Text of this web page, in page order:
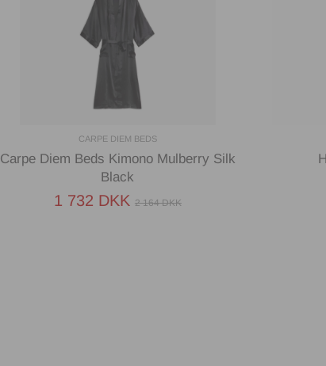
CARPE DIEM BEDS
Carpe Diem Beds Kimono Mulberry Silk
Black
1 732 DKK 2 164 DKK